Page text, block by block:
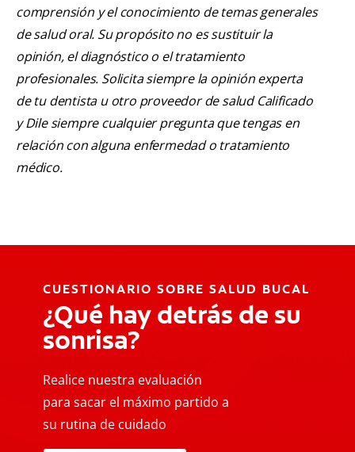
comprensión y el conocimiento de temas generales
de salud oral. Su propósito no es sustituir la
opinión, el diagnóstico o el tratamiento
profesionales. Solicita siempre la opinión experta
de tu dentista u otro proveedor de salud Calificado
y Dile siempre cualquier pregunta que tengas en
relación con alguna enfermedad o tratamiento
médico.
CUESTIONARIO SOBRE SALUD BUCAL
¿Qué hay detrás de su
sonrisa?
Realice nuestra evaluación
para sacar el máximo partido a
su rutina de cuidado